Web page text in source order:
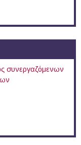
συνεργαζόμενων